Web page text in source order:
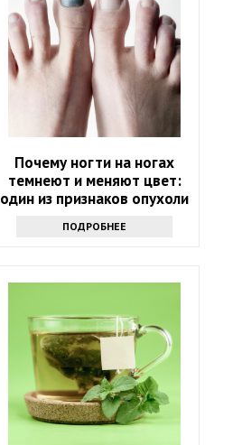
Почему ногти на ногах
темнеют и меняют цвет:
один из признаков опухоли
ПОДРОБНЕЕ